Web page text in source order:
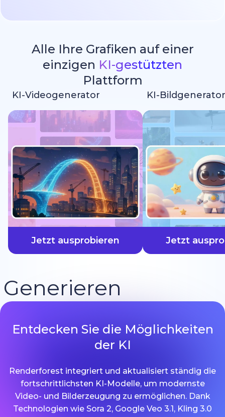
Alle Ihre Grafiken auf einer
einzigen KI-gestützten
Plattform
KI-Videogenerator
Jetzt ausprobieren
KI-Bildgenerator
Jetzt
Generieren
schneller
Entdecken Sie die Möglichkeiten
der KI
Renderforest integriert und aktualisiert ständig die
fortschrittlichsten KI-Modelle, um modernste
Video- und Bilderzeugung zu ermöglichen. Dank
Technologien wie Sora 2, Google Veo 3.1, Kling 3.0